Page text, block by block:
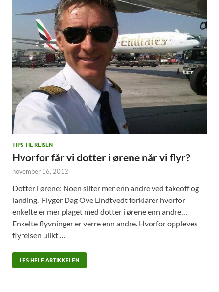
TIPS TIL REISEN
Hvorfor får vi dotter i ørene når vi flyr?
november 16, 2012
Dotter i ørene: Noen sliter mer enn andre ved takeoff og
landing. Flyger Dag Ove Lindtvedt forklarer hvorfor
enkelte er mer plaget med dotter i ørene enn andre…
Enkelte flyvninger er verre enn andre. Hvorfor oppleves
flyreisen ulikt …
LES HELE ARTIKKELEN